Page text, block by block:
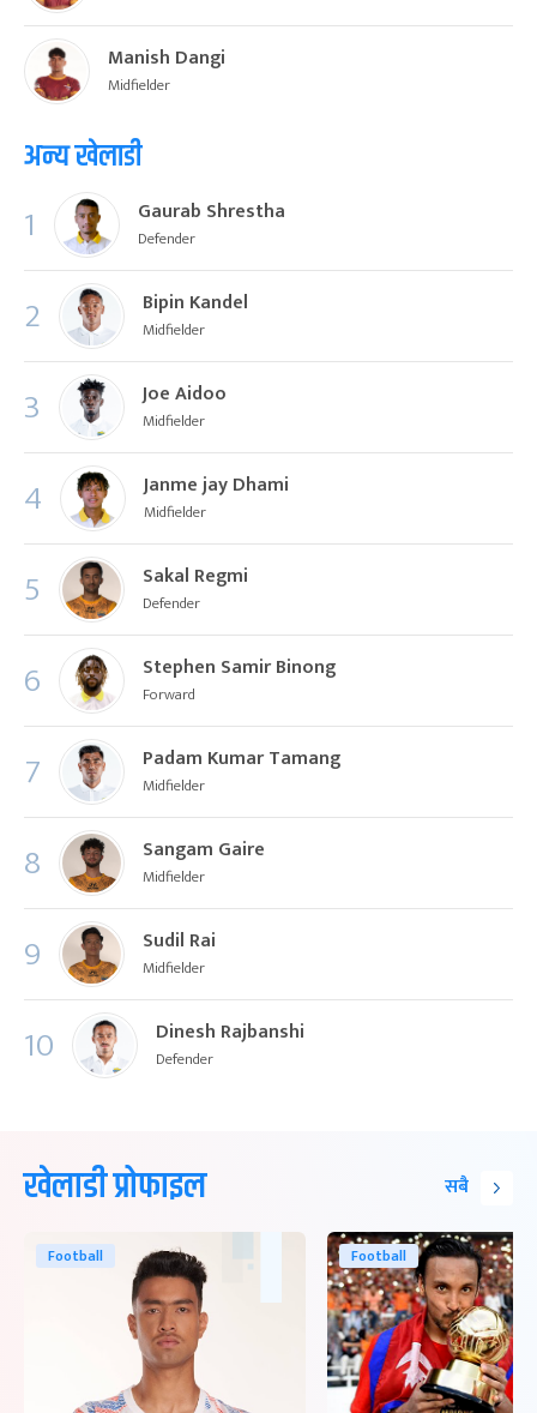
Manish Dangi
Midfielder
अन्य खेलाडी
1 Gaurab Shrestha
Defender
2 Bipin Kandel
Midfielder
3 Joe Aidoo
Midfielder
4 Janme jay Dhami
Midfielder
5 Sakal Regmi
Defender
6 Stephen Samir Binong
Forward
7 Padam Kumar Tamang
Midfielder
8 Sangam Gaire
Midfielder
9 Sudil Rai
Midfielder
10 Dinesh Rajbanshi
Defender
खेलाडी प्रोफाइल सबै
Football Football